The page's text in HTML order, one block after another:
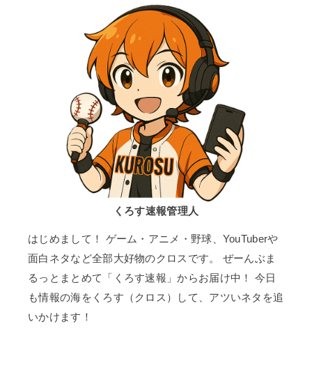
くろす速報管理人
はじめまして！ ゲーム・アニメ・野球、YouTuberや
面白ネタなど全部大好物のクロスです。 ぜーんぶま
るっとまとめて「くろす速報」からお届け中！ 今日
も情報の海をくろす（クロス）して、アツいネタを追
いかけます！